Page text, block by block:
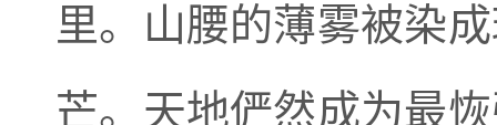
里。山腰的薄雾被染
芒。天地俨然成为最